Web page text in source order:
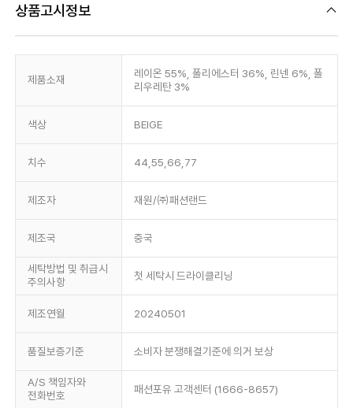
상품고시정보
제품소재
레이온 55%, 폴리에스터 36%, 린넨 6%, 폴
리우레탄 3%
색상 BEIGE
치수 44,55,66,77
제조자 재원/㈜패션랜드
제조국 중국
세탁방법 및 취급시
주의사항
첫 세탁시 드라이클리닝
제조연월 20240501
품질보증기준 소비자 분쟁해결기준에 의거 보상
A/S 책임자와
전화번호
패션포유 고객센터 (1666-8657)